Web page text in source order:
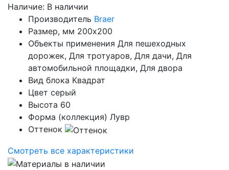
Наличие: В наличии
Производитель Braer
Размер, мм 200х200
Объекты применения Для пешеходных
дорожек, Для тротуаров, Для дачи, Для
автомобильной площадки, Для двора
Вид блока Квадрат
Цвет серый
Высота 60
Форма (коллекция) Лувр
Оттенок
Смотреть все характеристики